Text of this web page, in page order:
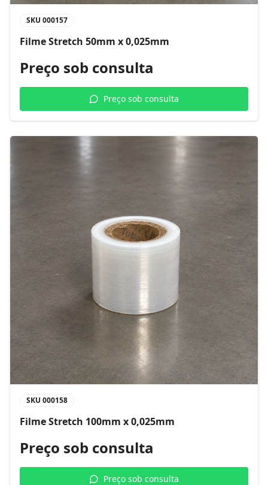
SKU 000157
Filme Stretch 50mm x 0,025mm
Preço sob consulta
Preço sob consulta
SKU 000158
Filme Stretch 100mm x 0,025mm
Preço sob consulta
Preço sob consulta